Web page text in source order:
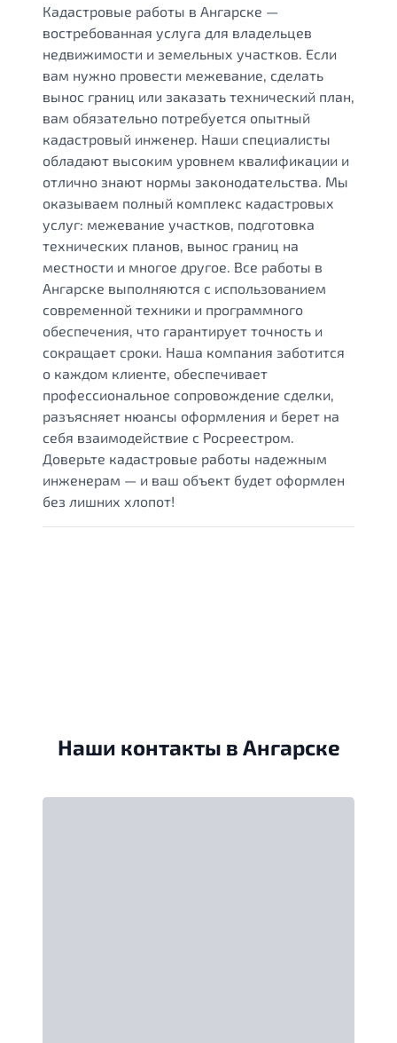
Кадастровые работы в Ангарске —
востребованная услуга для владельцев
недвижимости и земельных участков. Если
вам нужно провести межевание, сделать
вынос границ или заказать технический план,
вам обязательно потребуется опытный
кадастровый инженер. Наши специалисты
обладают высоким уровнем квалификации и
отлично знают нормы законодательства. Мы
оказываем полный комплекс кадастровых
услуг: межевание участков, подготовка
технических планов, вынос границ на
местности и многое другое. Все работы в
Ангарске выполняются с использованием
современной техники и программного
обеспечения, что гарантирует точность и
сокращает сроки. Наша компания заботится
о каждом клиенте, обеспечивает
профессиональное сопровождение сделки,
разъясняет нюансы оформления и берет на
себя взаимодействие с Росреестром.
Доверьте кадастровые работы надежным
инженерам — и ваш объект будет оформлен
без лишних хлопот!
Наши контакты в Ангарске